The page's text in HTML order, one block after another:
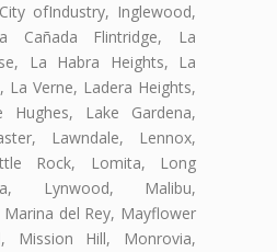
ofIndustry, Inglewood,
Cañada Flintridge, La
La Habra Heights, La
La Verne, Ladera Heights,
Hughes, Lake Gardena,
Lawndale, Lennox,
Rock, Lomita, Long
Lynwood, Malibu,
del Rey, Mayflower
Mission Hill, Monrovia,